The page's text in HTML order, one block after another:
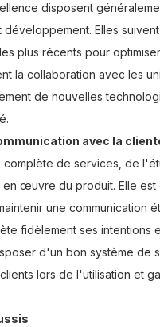
disposent
Elles
plus récents pour
la collaboration avec les
de nouvelles
avec la
de services, de
œuvre du produit. Elle
une communication
fidèlement ses intentions
d'un bon système de
lors de l'utilisation et